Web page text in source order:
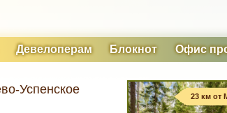
Успенское
23 км от
Девелоперам Блокнот Офис